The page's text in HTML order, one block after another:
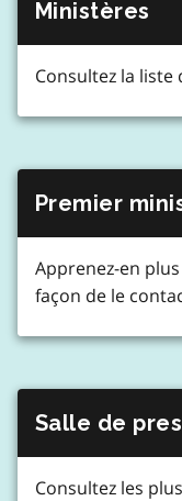
Ministères
Consultez la liste
Premier
Apprenez-en
façon de le
Salle de
Consultez les